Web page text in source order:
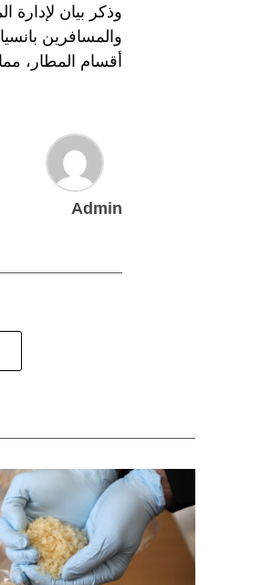
وذكر بيان لإدارة
والمسافرين
أقسام المطار،
Admin